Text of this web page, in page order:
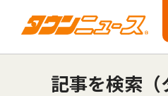
記事を検索（